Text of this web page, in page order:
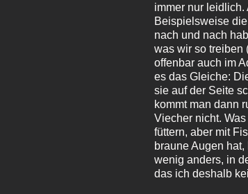
immer nur
Beispielsweise
nach und nach
was wir so treiben
offenbar auch im
es das Gleiche:
sie auf der Seite
kommt man dann
Viecher nicht.
füttern, aber mit
braune Augen
wenig anders, in
das ich deshalb